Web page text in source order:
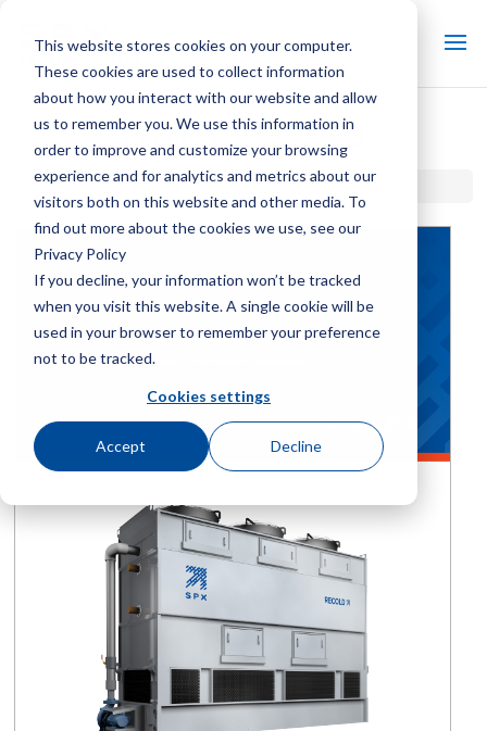
This website stores cookies on your computer.
These cookies are used to collect information
about how you interact with our website and allow
us to remember you. We use this information in
order to improve and customize your browsing
experience and for analytics and metrics about our
visitors both on this website and other media. To
find out more about the cookies we use, see our
Privacy Policy
If you decline, your information won’t be tracked
when you visit this website. A single cookie will be
used in your browser to remember your preference
not to be tracked.
Cookies settings
Accept Decline
Recold LC 蒸发冷凝器
首页 / 图书馆 /Recold LC 蒸发冷凝器